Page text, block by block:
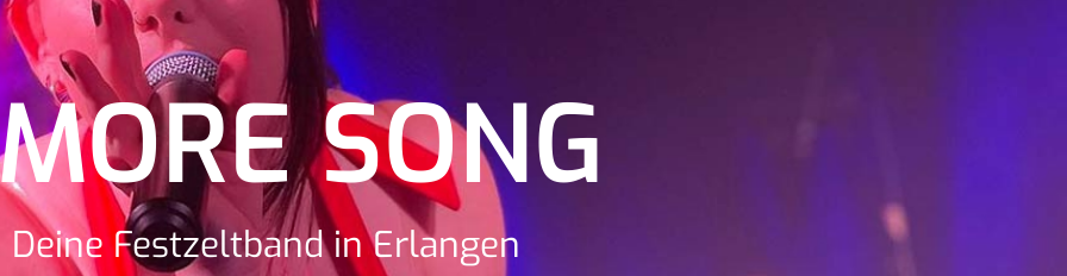
SONG
Deine Festzeltband in Erlangen